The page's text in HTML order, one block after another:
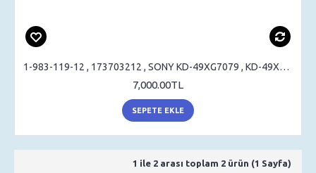
1-983-119-12 , 173703212 , SONY KD-49XG7079 , KD-49XG7077 , KD-55XG7096 , MAIN BOARD , ANAKART
7,000.00TL
SEPETE EKLE
1 ile 2 arası toplam 2 ürün (1 Sayfa)